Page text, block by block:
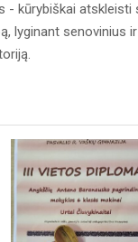
- kūrybiškai
lyginant senovinius